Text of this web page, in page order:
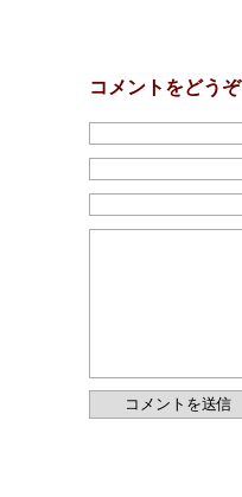
コメントをどうぞ